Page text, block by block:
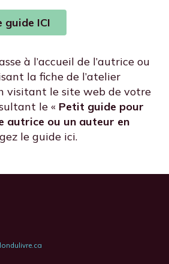
guide ICI
à l’accueil de l’autrice ou
la fiche de l’atelier
visitant le site web de votre
le « Petit guide pour
autrice ou un auteur en
le guide ici.